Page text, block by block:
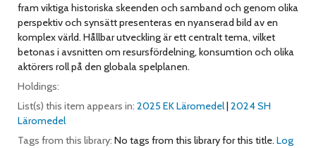
fram viktiga historiska skeenden och samband och genom olika
perspektiv och synsätt presenteras en nyanserad bild av en
komplex värld. Hållbar utveckling är ett centralt tema, vilket
betonas i avsnitten om resursfördelning, konsumtion och olika
aktörers roll på den globala spelplanen.
Holdings:
List(s) this item appears in: 2025 EK Läromedel| 2024 SH
Läromedel
Tags from this library: No tags from this library for this title. Log